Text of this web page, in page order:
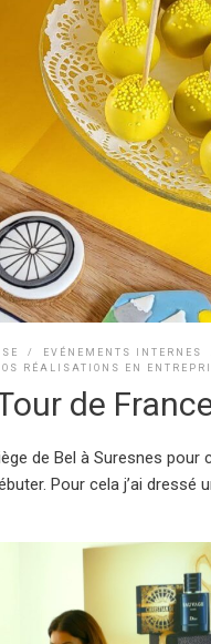
/ EVÉNEMENTS INTERNES
RÉALISATIONS EN
de
de Bel à Suresnes pour
Pour cela j’ai dressé